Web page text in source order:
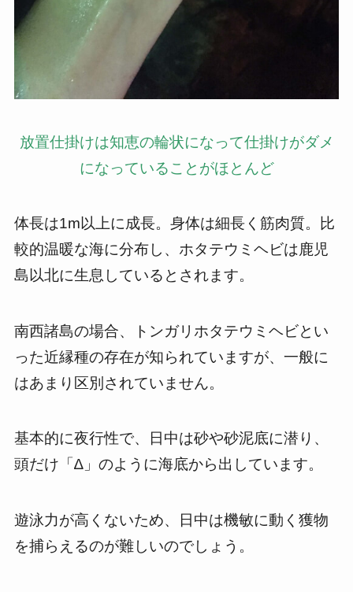
放置仕掛けは知恵の輪状になって仕掛けがダメ
になっていることがほとんど
体長は1m以上に成長。身体は細長く筋肉質。比
較的温暖な海に分布し、ホタテウミヘビは鹿児
島以北に生息しているとされます。
南西諸島の場合、トンガリホタテウミヘビとい
った近縁種の存在が知られていますが、一般に
はあまり区別されていません。
基本的に夜行性で、日中は砂や砂泥底に潜り、
頭だけ「∆」のように海底から出しています。
遊泳力が高くないため、日中は機敏に動く獲物
を捕らえるのが難しいのでしょう。